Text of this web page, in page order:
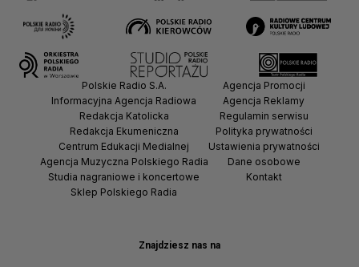
Znajdziesz nas na
Polskie Radio S.A.
Informacyjna Agencja Radiowa
Redakcja Katolicka
Redakcja Ekumeniczna
Centrum Edukacji Medialnej
Agencja Muzyczna Polskiego Radia
Studia nagraniowe i koncertowe
Sklep Polskiego Radia
Agencja Promocji
Agencja Reklamy
Regulamin serwisu
Polityka prywatności
Ustawienia prywatności
Dane osobowe
Kontakt